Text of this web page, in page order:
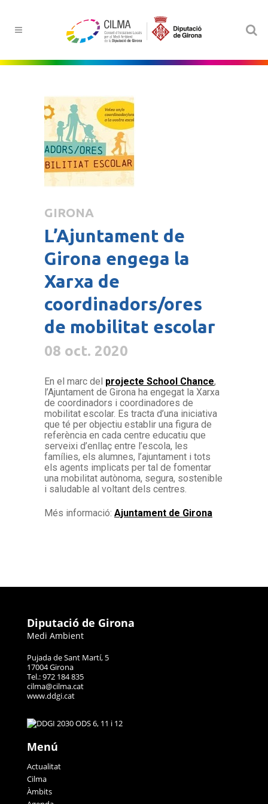
GIRONA
L’Ajuntament de
Girona engega la
Xarxa de
coordinadors/ores
de mobilitat escolar
08 oct. 2020
En el marc del projecte School Chance,
l’Ajuntament de Girona ha engegat la Xarxa
de coordinadors i coordinadores de
mobilitat escolar. Es tracta d’una iniciativa
que té per objectiu establir una figura de
referència en cada centre educatiu que
serveixi d’enllaç entre l’escola, les
famílies, els alumnes, l’ajuntament i tots
els agents implicats per tal de fomentar
una mobilitat autònoma, segura, sostenible
i saludable al voltant dels centres.
Més informació: Ajuntament de Girona
Diputació de Girona
Medi Ambient
Pujada de Sant Martí, 5
17004 Girona
Tel.: 972 184 835
cilma@cilma.cat
www.ddgi.cat
Menú
Actualitat
Cilma
Àmbits